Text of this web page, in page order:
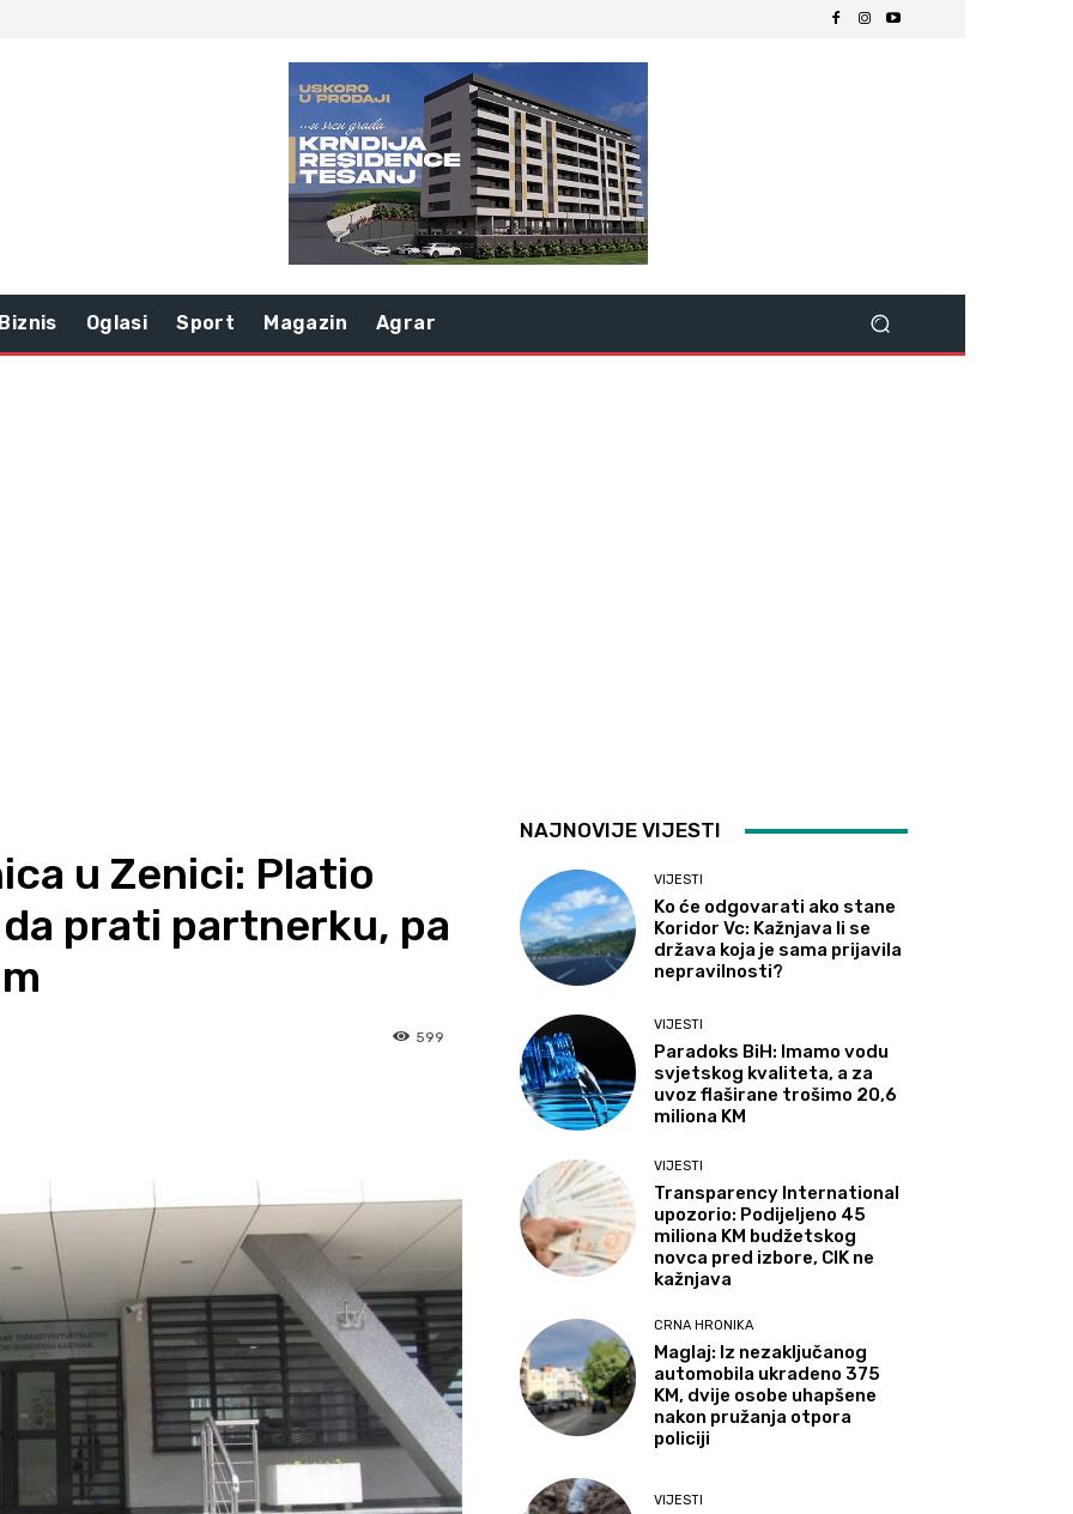
Biznis Oglasi Sport Magazin Agrar
u Zenici: Platio
prati partnerku, pa
599
NAJNOVIJE VIJESTI
VIJESTI
Ko će odgovarati ako stane
Koridor Vc: Kažnjava li se
država koja je sama prijavila
nepravilnosti?
VIJESTI
Paradoks BiH: Imamo vodu
svjetskog kvaliteta, a za
uvoz flaširane trošimo 20,6
miliona KM
VIJESTI
Transparency International
upozorio: Podijeljeno 45
miliona KM budžetskog
novca pred izbore, CIK ne
kažnjava
CRNA HRONIKA
Maglaj: Iz nezaključanog
automobila ukradeno 375
KM, dvije osobe uhapšene
nakon pružanja otpora
policiji
VIJESTI